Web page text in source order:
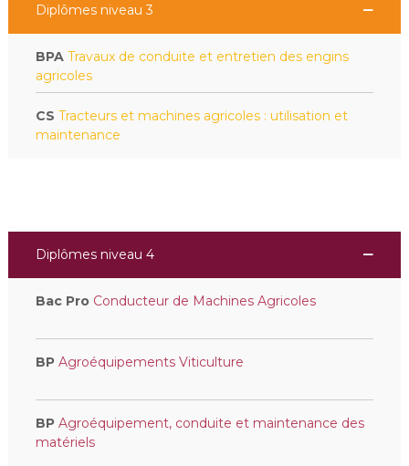
Diplômes niveau 3
BPA Travaux de conduite et entretien des engins
agricoles
CS Tracteurs et machines agricoles : utilisation et
maintenance
Diplômes niveau 4
Bac Pro Conducteur de Machines Agricoles
BP Agroéquipements Viticulture
BP Agroéquipement, conduite et maintenance des
matériels